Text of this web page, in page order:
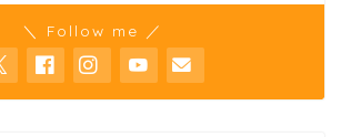
＼ Follow me ／